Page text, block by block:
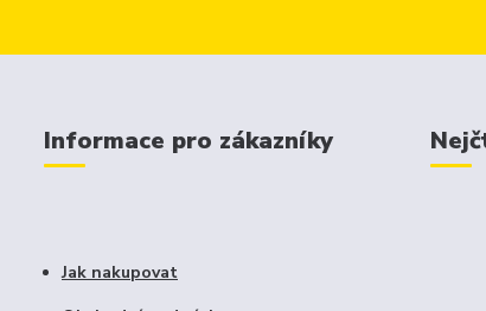
Informace pro zákazníky
Jak nakupovat